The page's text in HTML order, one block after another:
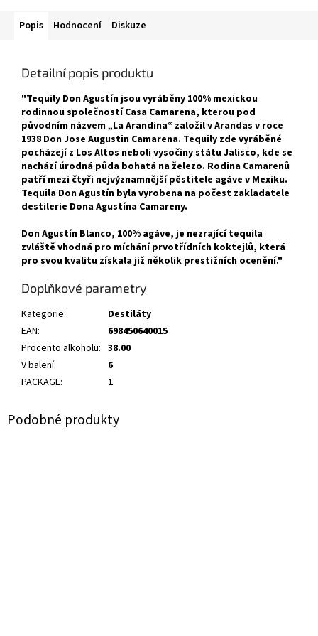
Popis Hodnocení Diskuze
Detailní popis produktu
"Tequily Don Agustín jsou vyráběny 100% mexickou
rodinnou společností Casa Camarena, kterou pod
původním názvem „La Arandina“ založil v Arandas v roce
1938 Don Jose Augustin Camarena. Tequily zde vyráběné
pocházejí z Los Altos neboli vysočiny státu Jalisco, kde se
nachází úrodná půda bohatá na železo. Rodina Camarenů
patří mezi čtyři nejvýznamnější pěstitele agáve v Mexiku.
Tequila Don Agustín byla vyrobena na počest zakladatele
destilerie Dona Agustína Camareny.
Don Agustín Blanco, 100% agáve, je nezrající tequila
zvláště vhodná pro míchání prvotřídních koktejlů, která
pro svou kvalitu získala již několik prestižních ocenění."
Doplňkové parametry
Kategorie:
Destiláty
EAN:
698450640015
Procento alkoholu: 38.00
V balení:
6
PACKAGE: 1